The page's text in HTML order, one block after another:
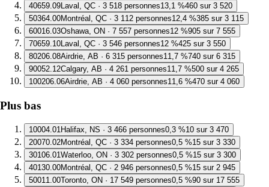
40659.09 Laval, QC · 3 518 personnes13,1 %460 sur 3 520
50364.00Montréal, QC · 3 112 personnes12,4 %385 sur 3 115
60016.03Oshawa, ON · 7 557 personnes12 %905 sur 7 555
70659.10 Laval, QC · 3 546 personnes12 %425 sur 3 550
80206.08Airdrie, AB · 6 315 personnes11,7 %740 sur 6 315
90052.12Calgary, AB · 4 261 personnes11,7 %500 sur 4 265
100206.06Airdrie, AB · 4 060 personnes11,6 %470 sur 4 060
Plus bas
10004.01Halifax, NS · 3 466 personnes0,3 %10 sur 3 470
20070.02Montréal, QC · 3 334 personnes0,5 %15 sur 3 330
30106.01Waterloo, ON · 3 302 personnes0,5 %15 sur 3 300
40130.00Montréal, QC · 2 946 personnes0,5 %15 sur 2 945
50011.00Toronto, ON · 17 549 personnes0,5 %90 sur 17 555